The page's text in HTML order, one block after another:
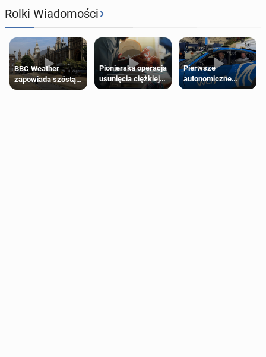
Rolki Wiadomości›
BBC Weather
zapowiada szóstą
falę upałów w
Pionierska operacja
usunięcia ciężkiej
wady wrodzonej
Pierwsze
autonomiczne
Ubery pojawią się